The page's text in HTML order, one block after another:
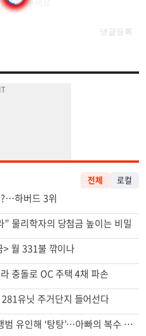
하버드 3위
물리학자의 당첨금 높이는 비밀
월 331불 깎이나
충돌로 OC 주택 4채 파손
유닛 주거단지 들어선다